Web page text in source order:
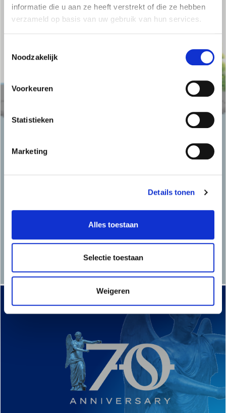
informatie die u aan ze heeft verstrekt of die ze hebben
verzameld op basis van uw gebruik van hun services.
Noodzakelijk
Voorkeuren
Statistieken
Marketing
Details tonen
Alles toestaan
Selectie toestaan
Weigeren